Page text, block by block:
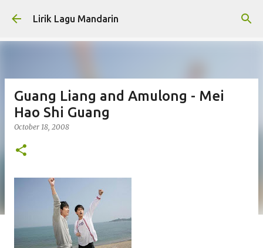
Skip to main content
Lirik Lagu Mandarin
Guang Liang and Amulong - Mei
Hao Shi Guang
October 18, 2008